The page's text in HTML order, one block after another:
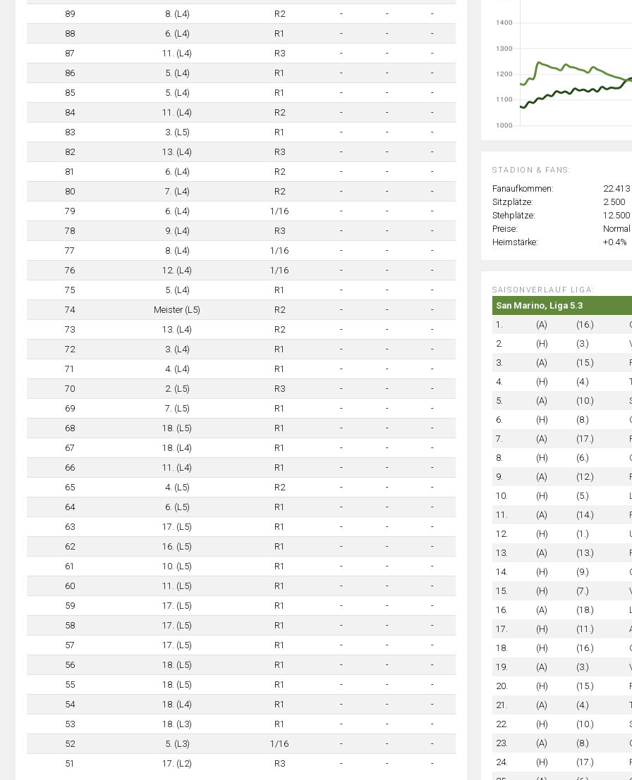
89
8. (L4) R2 - -
-
88
6. (L4) R1 - -
-
87
11. (L4) R3 - -
-
86
5. (L4) R1 - -
-
85
5. (L4) R1 - -
-
84
11. (L4) R2 - -
-
83
3. (L5) R1 - -
-
82
13. (L4) R3 - -
-
81
6. (L4) R2 - -
-
80
7. (L4) R2 - -
-
79
6. (L4) 1/16 - -
-
78
9. (L4) R3 - -
-
77
8. (L4) 1/16 - -
-
76
12. (L4) 1/16 - -
-
75
5. (L4) R1 - -
-
74
Meister (L5) R2 - -
-
73
13. (L4) R2 - -
-
72
3. (L4) R1 - -
-
71
4. (L4) R1 - -
-
70
2. (L5) R3 - -
-
69
7. (L5) R1 - -
-
68
18. (L5) R1 - -
-
67
18. (L4) R1 - -
-
66
11. (L4) R1 - -
-
65
4. (L5) R2 - -
-
64
6. (L5) R1 - -
-
63
17. (L5) R1 - -
-
62
16. (L5) R1 - -
-
61
10. (L5) R1 - -
-
60
11. (L5) R1 - -
-
59
17. (L5) R1 - -
-
58
17. (L5) R1 - -
-
57
17. (L5) R1 - -
-
56
18. (L5) R1 - -
-
55
18. (L5) R1 - -
-
54
18. (L4) R1 - -
-
53
18. (L3) R1 - -
-
52
5. (L3) 1/16 - -
-
51
17. (L2) R3 - - -
STADION & FANS:
Fanaufkommen:
22.413
Sitzplätze:
2.500
Stehplätze:
12.500
Preise:
Normal
Heimstärke:
+0.4%
SAISONVERLAUF LIGA:
San Marino, Liga 5.3
1.
(A) (16.)
2.
(H) (3.)
3.
(A) (15.)
4.
(H) (4.)
5.
(A) (10.)
6.
(H) (8.)
7.
(A) (17.)
8.
(H) (6.)
9.
(A) (12.)
10.
(H) (5.)
11.
(A) (14.)
12.
(H) (1.)
13.
(A) (13.)
14.
(H) (9.)
15.
(H) (7.)
16.
(A) (18.)
17.
(H) (11.)
18.
(H) (16.)
19.
(A) (3.)
20.
(H) (15.)
21.
(A) (4.)
22.
(H) (10.)
23.
(A) (8.)
24.
(H) (17.)